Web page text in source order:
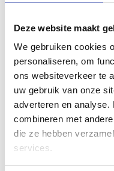
Deze website maakt
We gebruiken cookies
personaliseren, om
ons websiteverkeer te
uw gebruik van onze
adverteren en analyse.
combineren met
die ze hebben
services.
Maak een afspraak
MacBook
reparatie
MacBook Air M2 15-
meeste voorkomen
een reparatie
dan kunt u een